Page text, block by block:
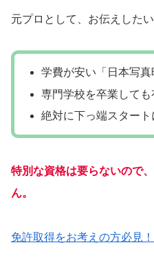
元プロとして、お伝えした
学費が安い「日本写
専門学校を卒業して
絶対に下っ端スタート
特別な資格は要らないので
ん。
免許取得をお考えの方必見！